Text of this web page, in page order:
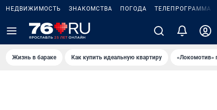
НЕДВИЖИМОСТЬ ЗНАКОМСТВА ПОГОДА ТЕЛЕПРОГРАММА
Жизнь в бараке Как купить идеальную квартиру «Локомотив»